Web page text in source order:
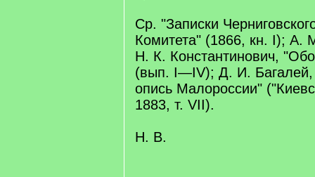
Ср. "Записки
Комитета" (1866, кн. I); А.
Н. К. Константинович,
(вып. I—IV); Д. И. Багалей,
опись Малороссии"
1883, т. VII).
Н. В.